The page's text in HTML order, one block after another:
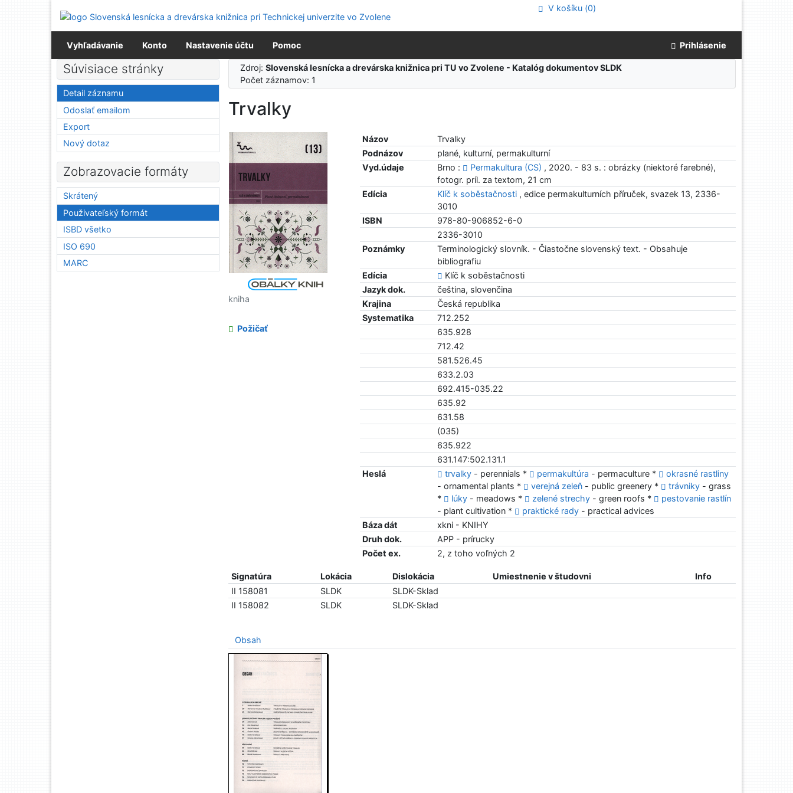
Prejsť na menu
Prehlásenie o webovej prístupnosti
V košíku (0)
Vyhľadávanie Konto Nastavenie účtu Pomoc Prihlásenie
Zdroj:Slovenská lesnícka a drevárska knižnica pri TU vo Zvolene - Katalóg dokumentov SLDK
Počet záznamov: 1
Trvalky
Názov
Trvalky
Podnázov
plané, kulturní, permakulturní
Vyd.údaje
Brno : Permakultura (CS) , 2020. - 83 s. : obrázky (niektoré farebné),
fotogr. príl. za textom, 21 cm
Edícia
Klíč k soběstačnosti , edice permakulturních příruček, svazek 13, 2336-
3010
ISBN
978-80-906852-6-0
2336-3010
Poznámky
Terminologický slovník. - Čiastočne slovenský text. - Obsahuje
bibliografiu
Edícia
Klíč k soběstačnosti
Jazyk dok.
čeština, slovenčina
Krajina
Česká republika
Systematika
712.252
635.928
712.42
581.526.45
633.2.03
692.415-035.22
635.92
631.58
(035)
635.922
631.147:502.131.1
Heslá
trvalky - perennials * permakultúra - permaculture *
okrasné rastliny
- ornamental plants *
verejná zeleň - public greenery * trávniky - grass
*
lúky - meadows * zelené strechy - green roofs *
pestovanie rastlín
- plant cultivation *
praktické rady - practical advices
Báza dát
xkni - KNIHY
Druh dok.
APP - prírucky
Počet ex.
2, z toho voľných 2
kniha
Požičať
Signatúra Lokácia Dislokácia Umiestnenie v študovni
Info
II 158081
SLDK
SLDK-Sklad
II 158082
SLDK SLDK-Sklad
Obsah
Súvisiace stránky
Detail záznamu
Odoslať emailom
Export
Nový dotaz
Zobrazovacie formáty
Skrátený
Použivateľský formát
ISBD všetko
ISO 690
MARC